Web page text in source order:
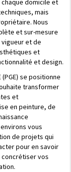
domicile et
mais
Nous
et sur-mesure
et de
et
et design.
(PGE) se positionne
transformer
et
en peinture, de
vous
de projets qui
pour en savoir
vos